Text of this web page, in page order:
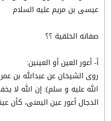
عيسى بن مريم عليه السلام
صفاته الخلقية ؟؟
أ- أعور العين أو العينين:
روى الشيخان عن عبدالله بن
الله عليه و سلم): إن الله لا
الدجال أعور عين اليمنى، كأن